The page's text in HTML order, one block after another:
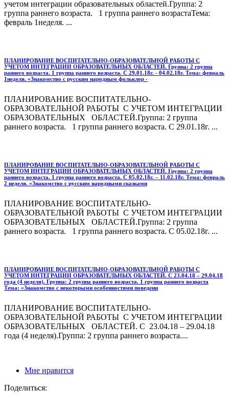
учетом интеграции образовательных областей.Группа: 2
группа раннего возраста. 1 группа раннего возрастаТема:
февраль 1неделя. ...
ПЛАНИРОВАНИЕ ВОСПИТАТЕЛЬНО-ОБРАЗОВАТЕЛЬНОЙ РАБОТЫ С
УЧЕТОМ ИНТЕГРАЦИИ ОБРАЗОВАТЕЛЬНЫХ ОБЛАСТЕЙ. Группа: 2 группа
раннего возраста. 1 группа раннего возраста. С 29.01.18г. - 04.02.18г. Тема: февраль
1неделя. «Знакомство с русским народным фольклор -
ПЛАНИРОВАНИЕ ВОСПИТАТЕЛЬНО-
ОБРАЗОВАТЕЛЬНОЙ РАБОТЫ С УЧЕТОМ ИНТЕГРАЦИИ
ОБРАЗОВАТЕЛЬНЫХ ОБЛАСТЕЙ.Группа: 2 группа
раннего возраста. 1 группа раннего возраста. С 29.01.18г. ...
ПЛАНИРОВАНИЕ ВОСПИТАТЕЛЬНО-ОБРАЗОВАТЕЛЬНОЙ РАБОТЫ С
УЧЕТОМ ИНТЕГРАЦИИ ОБРАЗОВАТЕЛЬНЫХ ОБЛАСТЕЙ. Группа: 2 группа
раннего возраста. 1 группа раннего возраста. С 05.02.18г. – 11.02.18г. Тема: февраль
2 неделя. «Знакомство с русским народными сказками
ПЛАНИРОВАНИЕ ВОСПИТАТЕЛЬНО-
ОБРАЗОВАТЕЛЬНОЙ РАБОТЫ С УЧЕТОМ ИНТЕГРАЦИИ
ОБРАЗОВАТЕЛЬНЫХ ОБЛАСТЕЙ.Группа: 2 группа
раннего возраста. 1 группа раннего возраста. С 05.02.18г. ...
ПЛАНИРОВАНИЕ ВОСПИТАТЕЛЬНО-ОБРАЗОВАТЕЛЬНОЙ РАБОТЫ С
УЧЕТОМ ИНТЕГРАЦИИ ОБРАЗОВАТЕЛЬНЫХ ОБЛАСТЕЙ. С 23.04.18 – 29.04.18
года (4 неделя). Группа: 2 группа раннего возраста. 1 группа раннего возраста
Тема: «Знакомство с некоторыми особенностями поведени
ПЛАНИРОВАНИЕ ВОСПИТАТЕЛЬНО-
ОБРАЗОВАТЕЛЬНОЙ РАБОТЫ С УЧЕТОМ ИНТЕГРАЦИИ
ОБРАЗОВАТЕЛЬНЫХ ОБЛАСТЕЙ. С 23.04.18 – 29.04.18
года (4 неделя).Группа: 2 группа раннего возраста....
Мне нравится
Поделиться: